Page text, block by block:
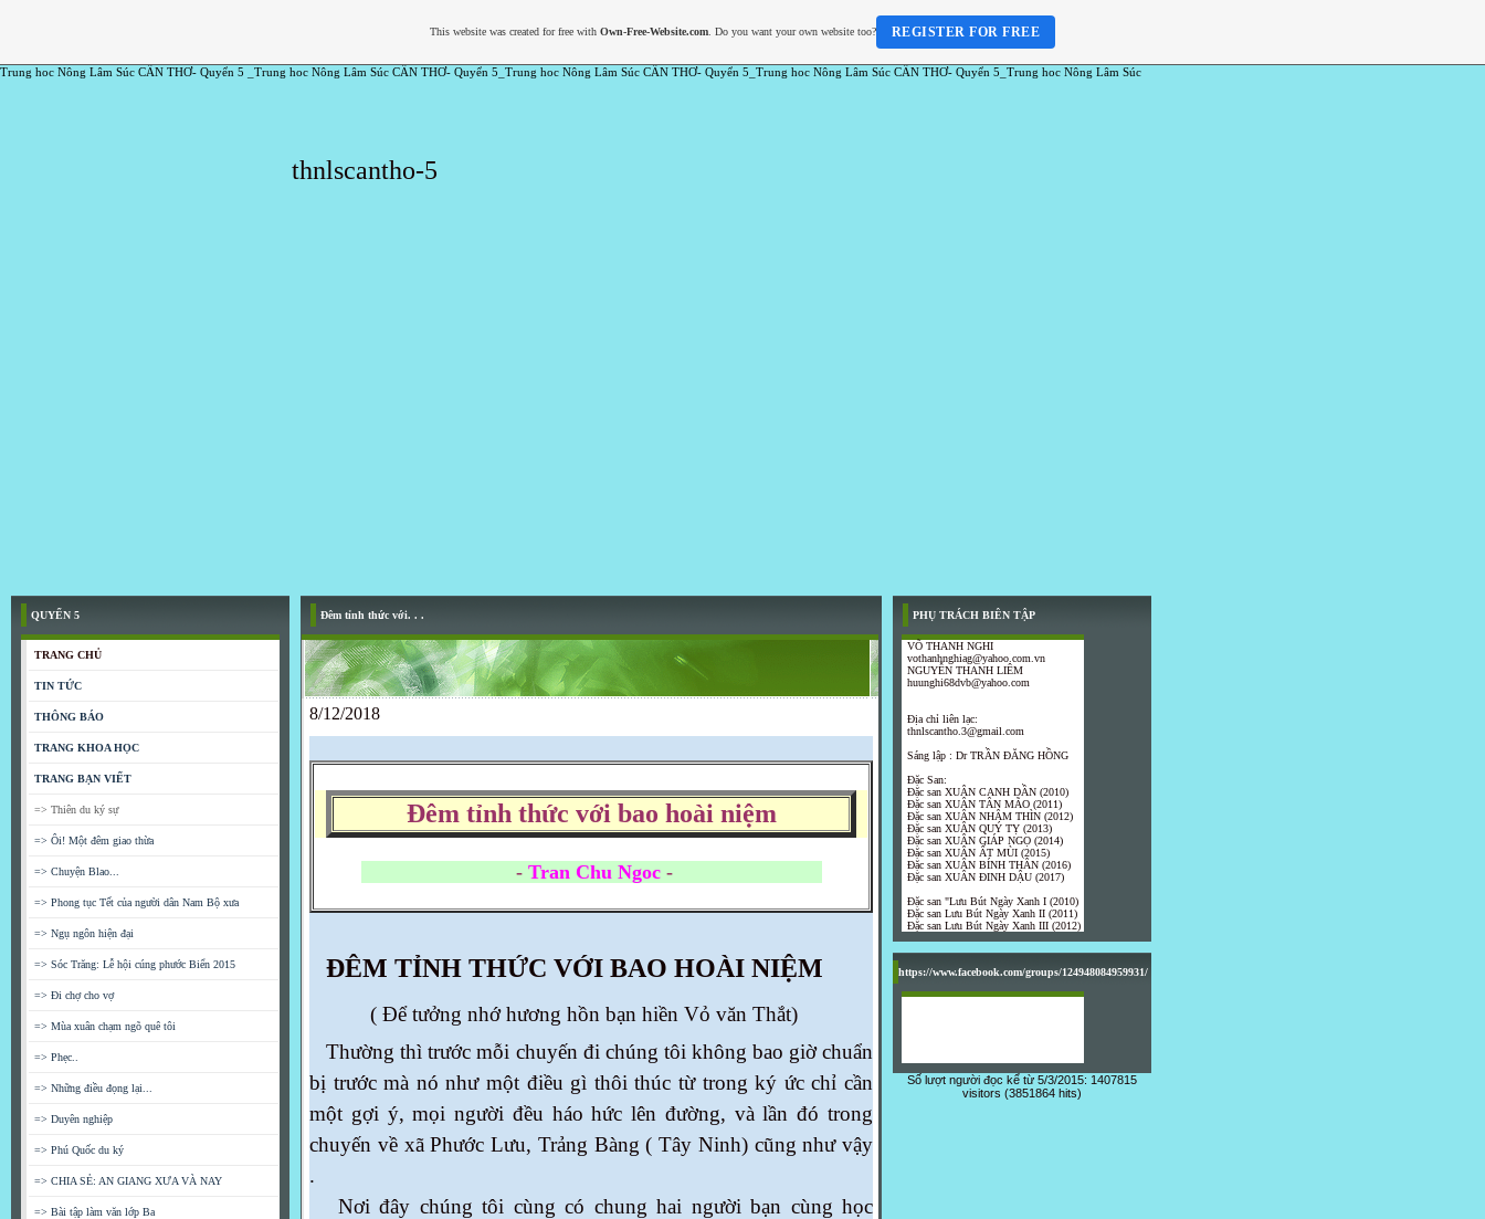
Trung hoc Nông Lâm Súc CẦN THƠ- Quyển 5 _Trung hoc Nông Lâm Súc CẦN THƠ- Quyển 5_Trung hoc Nông Lâm Súc CẦN THƠ- Quyển 5_Trung hoc Nông Lâm Súc CẦN THƠ- Quyển 5_Trung hoc Nông Lâm Súc
thnlscantho-5
QUYỂN 5
TRANG CHỦ
TIN TỨC
THÔNG BÁO
TRANG KHOA HỌC
TRANG BẠN VIẾT
=> Thiên du ký sự
=> Ôi! Một đêm giao thừa
=> Chuyện Blao...
=> Phong tục Tết của người dân Nam Bộ xưa
=> Ngụ ngôn hiện đại
=> Sóc Trăng: Lễ hội cúng phước Biển 2015
=> Đi chợ cho vợ
=> Mùa xuân chạm ngõ quê tôi
=> Phẹc..
=> Những điều đọng lại...
=> Duyên nghiệp
=> Phú Quốc du ký
=> CHIA SẺ: AN GIANG XƯA VÀ NAY
=> Bài tập làm văn lớp Ba
Đêm tỉnh thức với. . .
8/12/2018
Đêm tỉnh thức với bao hoài niệm
- Tran Chu Ngoc-
ĐÊM TỈNH THỨC VỚI BAO HOÀI NIỆM
( Để tưởng nhớ hương hồn bạn hiền Vỏ văn Thắt)
Thường thì trước mỗi chuyến đi chúng tôi không bao giờ chuẩn
bị trước mà nó như một điều gì thôi thúc từ trong ký ức chỉ cần
một gợi ý, mọi người đều háo hức lên đường, và lần đó trong
chuyến về xã Phước Lưu, Trảng Bàng ( Tây Ninh) cũng như vậy
.
Nơi đây chúng tôi cùng có chung hai người bạn cùng học
PHỤ TRÁCH BIÊN TẬP
VÕ THANH NGHI
vothanhnghiag@yahoo.com.vn
NGUYỄN THANH LIÊM
huunghi68dvb@yahoo.com
Địa chỉ liên lạc:
thnlscantho.3@gmail.com
Sáng lập : Dr TRẦN ĐĂNG HỒNG
Đặc San:
Đặc san XUÂN CANH DẦN (2010)
Đặc san XUÂN TÂN MÃO (2011)
Đặc san XUÂN NHÂM THÌN (2012)
Đặc san XUÂN QUÝ TỴ (2013)
Đặc san XUÂN GIÁP NGỌ (2014)
Đặc san XUÂN ẤT MÙI (2015)
Đặc san XUÂN BÍNH THÂN (2016)
Đặc san XUÂN ĐINH DẬU (2017)
Đặc san "Lưu Bút Ngày Xanh I (2010)
Đặc san Lưu Bút Ngày Xanh II (2011)
Đặc san Lưu Bút Ngày Xanh III (2012)
https://www.facebook.com/groups/124948084959931/
Số lượt người đọc kể từ 5/3/2015: 1407815
visitors (3851864 hits)
This website was created for free with Own-Free-Website.com. Do you want your own website too? REGISTER FOR FREE